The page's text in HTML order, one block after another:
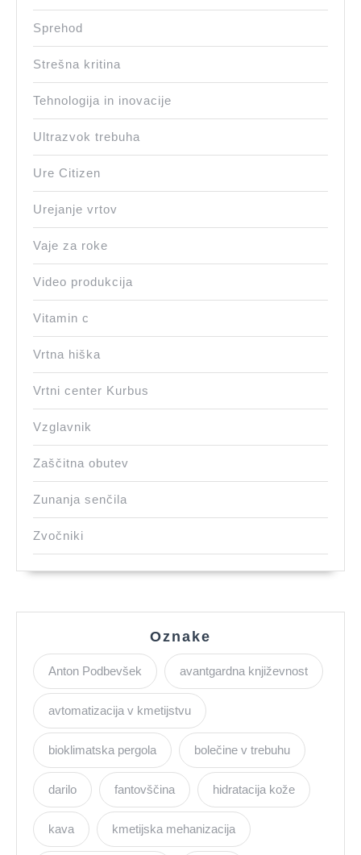
Sprehod
Strešna kritina
Tehnologija in inovacije
Ultrazvok trebuha
Ure Citizen
Urejanje vrtov
Vaje za roke
Video produkcija
Vitamin c
Vrtna hiška
Vrtni center Kurbus
Vzglavnik
Zaščitna obutev
Zunanja senčila
Zvočniki
Oznake
Anton Podbevšek avantgardna književnost
avtomatizacija v kmetijstvu
bioklimatska pergola bolečine v trebuhu
darilo fantovščina hidratacija kože
kava kmetijska mehanizacija